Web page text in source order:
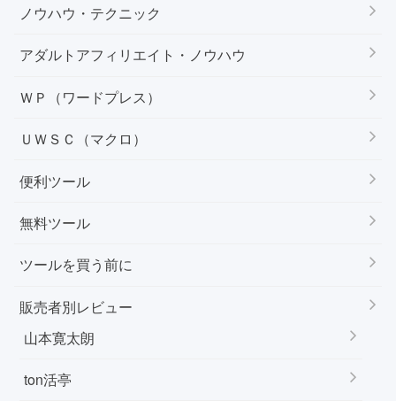
ノウハウ・テクニック
アダルトアフィリエイト・ノウハウ
ＷＰ（ワードプレス）
ＵＷＳＣ（マクロ）
便利ツール
無料ツール
ツールを買う前に
販売者別レビュー
山本寛太朗
ton活亭